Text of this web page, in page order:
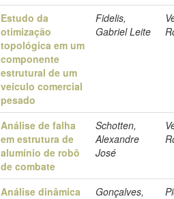
Estudo da
otimização
topológica em um
componente
estrutural de um
veículo comercial
pesado
Fidelis,
Gabriel Leite
Análise de falha
em estrutura de
alumínio de robô
de combate
Schotten,
Alexandre
José
Análise dinâmica
Gonçalves,